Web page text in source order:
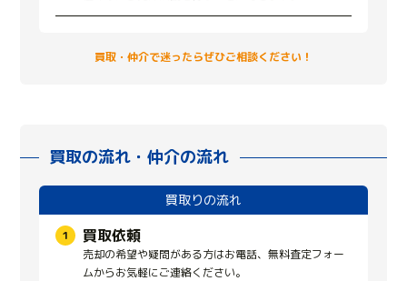
買取・仲介で迷ったらぜひご相談ください！
買取の流れ・仲介の流れ
買取りの流れ
買取依頼
売却の希望や疑問がある方はお電話、無料査定フォー
ムからお気軽にご連絡ください。